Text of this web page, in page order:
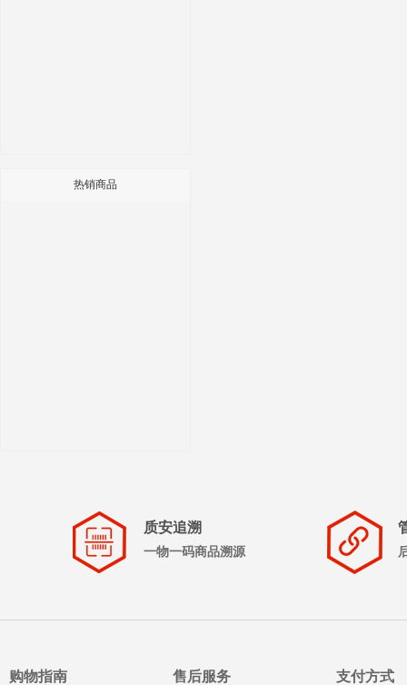
热销商品
质安追溯
一物一码商品溯源
购物指南 售后服务 支付方式